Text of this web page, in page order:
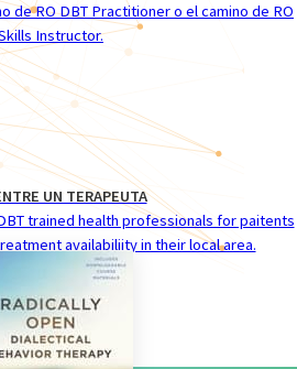
de RO DBT Practitioner o el camino de RO
Instructor.
UN TERAPEUTA
trained health professionals for paitents
availabiliity in their local area.